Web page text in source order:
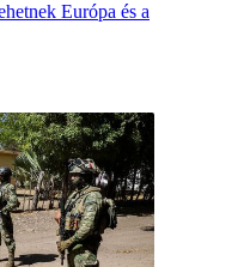
Európa és a